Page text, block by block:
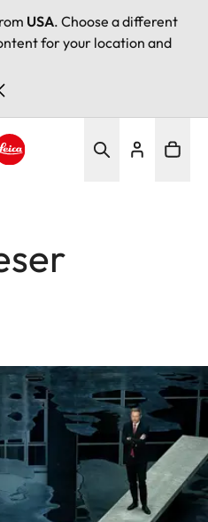
USA. Choose a different
for your location and